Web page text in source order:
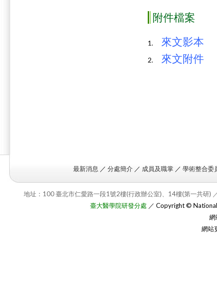
附件檔案
來文影本
來文附件
最新消息 ／ 分處簡介 ／ 成員及職掌 ／ 學術整合委
地址：100 臺北市仁愛路一段1號2樓(行政辦公室)、14樓(第一共研)
臺大醫學院研發分處 ／ Copyright ©
網
網站